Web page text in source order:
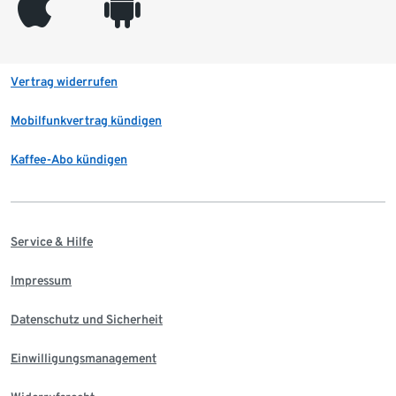
Vertrag widerrufen
Mobilfunkvertrag kündigen
Kaffee-Abo kündigen
Service & Hilfe
Impressum
Datenschutz und Sicherheit
Einwilligungsmanagement